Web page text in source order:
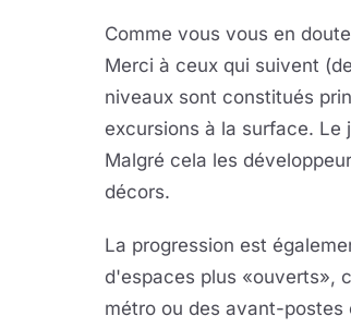
Comme vous vous en
Merci à ceux qui suivent
niveaux sont constitués
excursions à la surface. Le
Malgré cela les
décors.
La progression est
d'espaces plus «ouverts»,
métro ou des avant-postes